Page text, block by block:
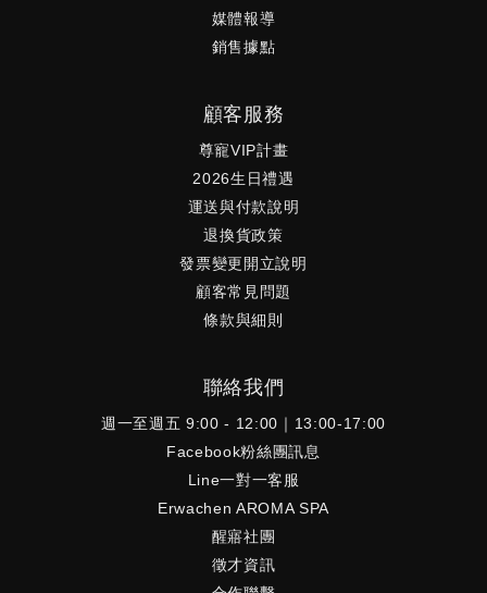
媒體報導
銷售據點
顧客服務
尊寵VIP計畫
2026生日禮遇
運送與付款說明
退換貨政策
發票變更開立說明
顧客常見問題
條款與細則
聯絡我們
週一至週五 9:00 - 12:00｜13:00-17:00
Facebook粉絲團訊息
Line一對一客服
Erwachen AROMA SPA
醒寤社團
徵才資訊